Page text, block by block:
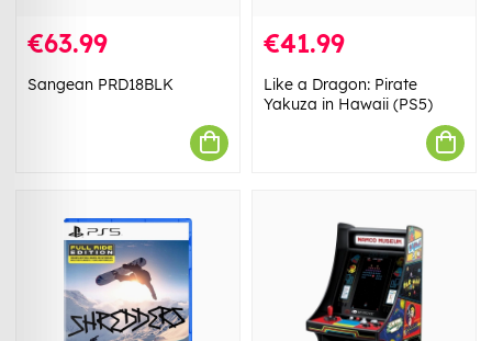
€63.99
Sangean PRD18BLK
€41.99
Like a Dragon: Pirate
Yakuza in Hawaii (PS5)